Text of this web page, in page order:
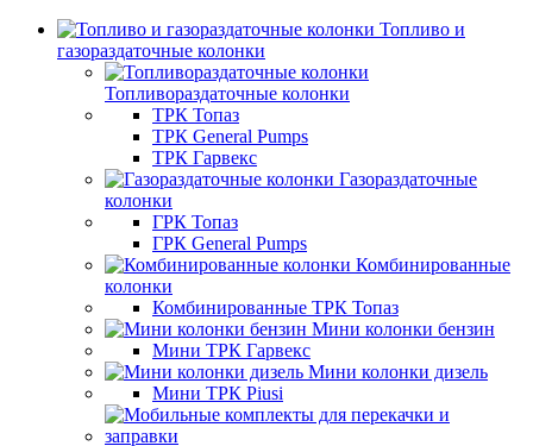
Топливо и
газораздаточные колонки
Топливораздаточные колонки
ТРК Топаз
ТРК General Pumps
ТРК Гарвекс
Газораздаточные
колонки
ГРК Топаз
ГРК General Pumps
Комбинированные
колонки
Комбинированные ТРК Топаз
Мини колонки бензин
Мини ТРК Гарвекс
Мини колонки дизель
Мини ТРК Piusi